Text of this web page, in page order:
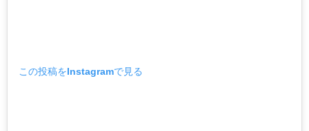
この投稿をInstagramで見る